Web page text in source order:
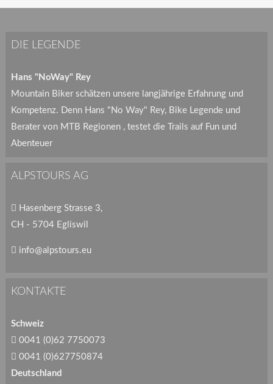
DIE LEGENDE
Hans "NoWay" Rey
Mountain Biker schätzen unsere langjährige Erfahrung und
Kompetenz. Denn Hans "No Way" Rey, Bike Legende und
Berater von MTB Regionen , testet die Trails auf Fun und
Abenteuer
ALPSTOURS AG
Hasenberg Strasse 3,
CH - 5704 Egliswil
info@alpstours.eu
KONTAKTE
Schweiz
0041 (0)62 7750073
0041 (0)627750874
Deutschland